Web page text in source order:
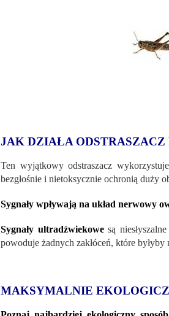
JAK DZIAŁA ODSTRASZACZ
Ten wyjątkowy odstraszacz
bezgłośnie i nietoksycznie ochronią duży
Sygnały wpływają na układ nerwowy
Sygnały ultradźwiekowesą
powoduje żadnych zakłóceń, które
MAKSYMALNIE